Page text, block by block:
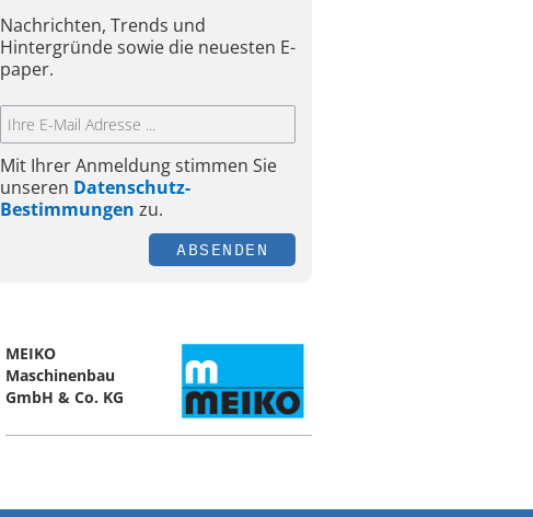
Nachrichten, Trends und
Hintergründe sowie die neuesten E-
paper.
Mit Ihrer Anmeldung stimmen Sie
unseren Datenschutz-
Bestimmungen zu.
ABSENDEN
MEIKO
Maschinenbau
GmbH & Co. KG